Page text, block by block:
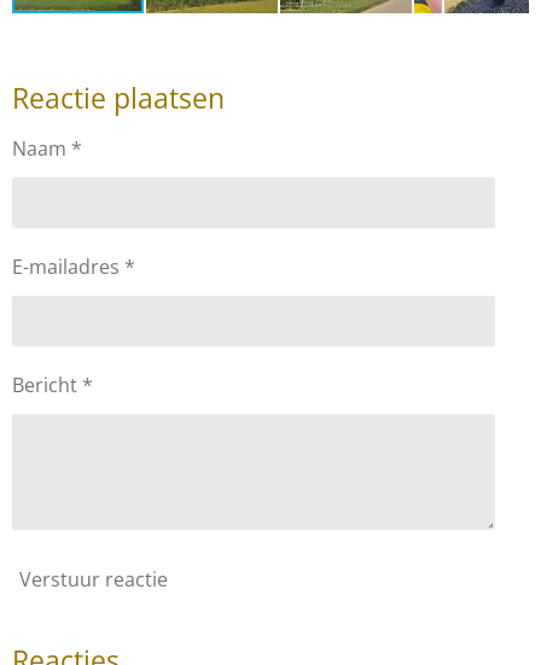
Reactie plaatsen
Naam *
E-mailadres *
Bericht *
Verstuur reactie